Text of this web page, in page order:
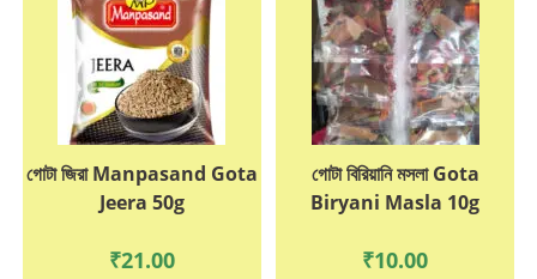
গোটা জিরা Manpasand Gota
Jeera 50g
₹21.00
গোটা বিরিয়ানি মসলা Gota
Biryani Masla 10g
₹10.00